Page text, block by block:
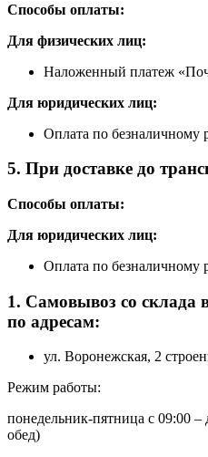
Способы оплаты:
Для физических лиц:
Наложенный платеж
Для юридических лиц:
Оплата по безналичному
5. При доставке до
Способы оплаты:
Для юридических лиц:
Оплата по безналичному
1. Самовывоз со склада
по адресам:
ул. Воронежская, 2
Режим работы:
понедельник-пятница с 09:00 –
обед)